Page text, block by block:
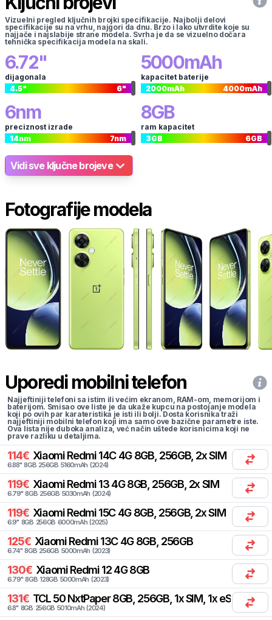
Vizuelni pregled ključnih brojki specifikacije. Najbolji delovi
specifikacije su na vrhu, najgori da dnu. Brzo i lako utvrdite koje su
najjače i najslabije strane modela. Svrha je da se vizuelno dočara
tehnička specifikacija modela na skali.
6.72"
dijagonala
4.5" 6"
5000mAh
kapacitet baterije
2000mAh 4000mAh
6nm
preciznost izrade
14nm 7nm
8GB
ram kapacitet
3GB 6GB
Vidi sve ključne brojeve
Fotografije modela
Uporedi mobilni telefon
Najjeftiniji telefoni sa istim ili većim ekranom, RAM-om, memorijom i
baterijom. Smisao ove liste je da ukaže kupcu na postojanje modela
koji po ovih par karateristika je isti ili bolji. Dosta korisnika traži
najjeftiniji mobilni telefon koji ima samo ove bazične parametre iste.
Ova lista nije duboka analiza, već način uštede korisnicima koji ne
prave razliku u detaljima.
114€ Xiaomi Redmi 14C 4G 8GB, 256GB, 2x SIM
6.88" 8GB 256GB 5160mAh (2024)
119€ Xiaomi Redmi 13 4G 8GB, 256GB, 2x SIM
6.79" 8GB 256GB 5030mAh (2024)
119€ Xiaomi Redmi 15C 4G 8GB, 256GB, 2x SIM
6.9" 8GB 256GB 6000mAh (2025)
125€ Xiaomi Redmi 13C 4G 8GB, 256GB
6.74" 8GB 256GB 5000mAh (2023)
130€ Xiaomi Redmi 12 4G 8GB
6.79" 8GB 128GB 5000mAh (2023)
131€ TCL 50 NxtPaper 8GB, 256GB, 1x SIM, 1x eSIM
6.8" 8GB 256GB 5010mAh (2024)